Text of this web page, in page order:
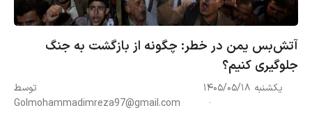
آتش‌بس یمن در خطر: چگونه از بازگشت به جنگ
جلوگیری کنیم؟
یکشنبه ۱۴۰۵/۰۵/۱۸
توسط
Golmohammadimreza97@gmail.com